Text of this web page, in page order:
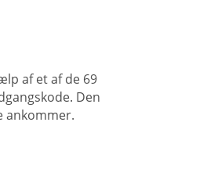
af et af de 69
Den
ankommer.